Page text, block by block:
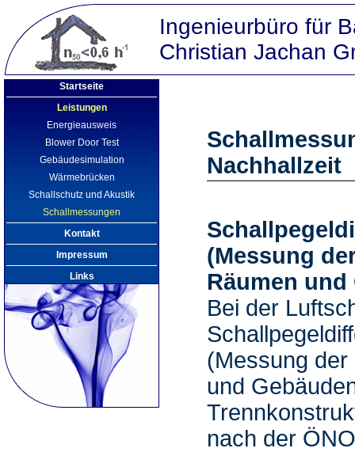
Ingenieurbüro für
Christian Jachan
Startseite
Leistungen
Energieausweis
Blower Door Test
Gebäudesimulation
Wärmebrücken
Schallschutz und Akustik
Schallmessungen
Kontakt
Impressum
Links
Nachhallzeit
(Messung
Räumen
Bei der
(Messung
und
nach der